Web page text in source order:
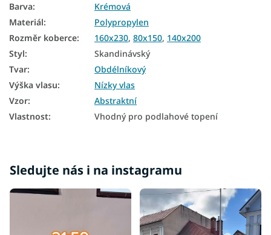
Barva:
Krémová
Materiál:
Polypropylen
Rozměr koberce: 160x230, 80x150, 140x200
Styl:
Skandinávský
Tvar:
Obdélníkový
Výška vlasu:
Nízky vlas
Vzor:
Abstraktní
Vlastnost: Vhodný pro podlahové topení
Sledujte nás i na instagramu